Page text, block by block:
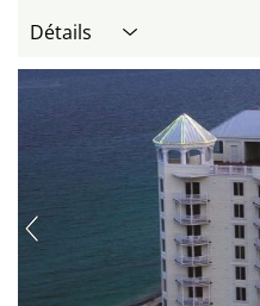
Détails